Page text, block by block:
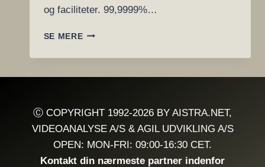
og faciliteter. 99,9999%…
SE MERESERVER
CENTER
TIL
AMAZON,
AZURE
&
Ⓒ COPYRIGHT 1992-2026 BY AISTRA.NET,
VIDEOANALYSE A/S & AGIL UDVIKLING A/S
OPEN: MON-FRI: 09:00-16:30 CET.
Kontakt din nærmeste partner indenfor